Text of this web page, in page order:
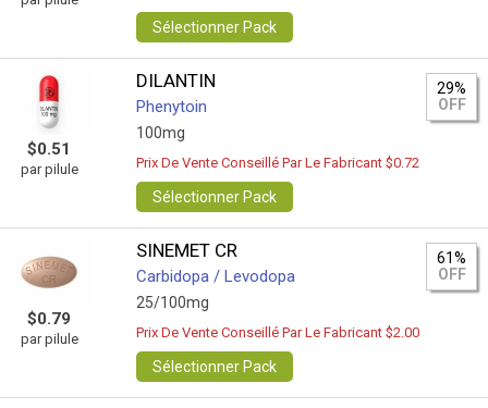
Sélectionner Pack
$0.51
par pilule
DILANTIN
Phenytoin
100mg
29%
OFF
Prix De Vente Conseillé Par Le Fabricant $0.72
Sélectionner Pack
$0.79
par pilule
SINEMET CR
Carbidopa / Levodopa
25/100mg
61%
OFF
Prix De Vente Conseillé Par Le Fabricant $2.00
Sélectionner Pack